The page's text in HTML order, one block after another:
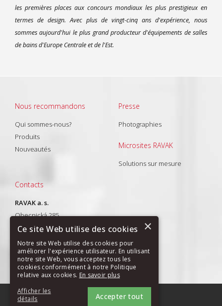
les premières places aux concours mondiaux les plus prestigieux en
termes de design. Avec plus de vingt-cinq ans d'expérience, nous
sommes aujourd'hui le plus grand producteur d'équipements de salles
de bains d'Europe Centrale et de l'Est.
Nous recommandons
Qui sommes-nous?
Produits
Nouveautés
Presse
Photographies
Microsites RAVAK
Solutions sur mesure
Contacts
RAVAK a. s.
Obecnická 285
261 01 Příbram I
T: +420 318 427 288
E-mail:export@ravak.com
PLAN DU SITE
×
Ce site Web utilise des cookies
Notre site Web utilise des cookies pour
améliorer l'expérience utilisateur. En utilisant
notre site Web, vous acceptez tous les
cookies conformément à notre Politique
relative aux cookies. En savoir plus
Accepter tout
Afficher les
détails